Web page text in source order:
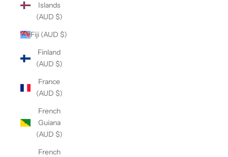
Islands
(AUD $)
Fiji (AUD $)
Finland
(AUD $)
France
(AUD $)
French
Guiana
(AUD $)
French